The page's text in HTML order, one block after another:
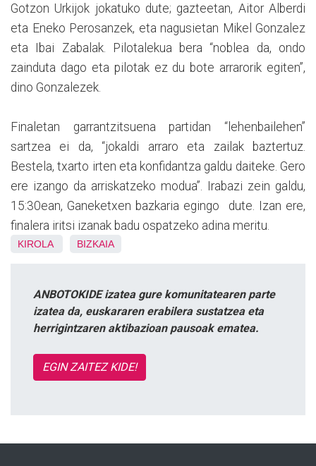
Gotzon Urkijok jokatuko dute; gazteetan, Aitor Alberdi
eta Eneko Perosanzek, eta nagusietan Mikel Gonzalez
eta Ibai Zabalak. Pilotalekua bera “noblea da, ondo
zainduta dago eta pilotak ez du bote arrarorik egiten”,
dino Gonzalezek.
Finaletan garrantzitsuena partidan “lehenbailehen”
sartzea ei da, “jokaldi arraro eta zailak baztertuz.
Bestela, txarto irten eta konfidantza galdu daiteke. Gero
ere izango da arriskatzeko modua”. Irabazi zein galdu,
15:30ean, Ganeketxen bazkaria egingo dute. Izan ere,
finalera iritsi izanak badu ospatzeko adina meritu.
KIROLA BIZKAIA
ANBOTOKIDE izatea gure komunitatearen parte
izatea da, euskararen erabilera sustatzea eta
herrigintzaren aktibazioan pausoak ematea.
EGIN ZAITEZ KIDE!